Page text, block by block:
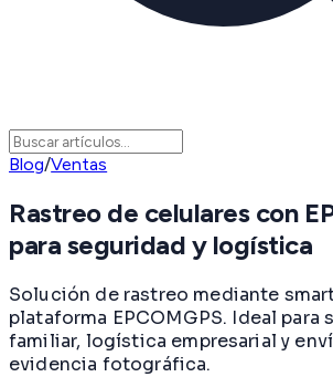
Blog/Ventas
Rastreo de celulares con
para seguridad y logística
Solución de rastreo mediante
plataforma EPCOMGPS. Ideal para
familiar, logística empresarial y
evidencia fotográfica.